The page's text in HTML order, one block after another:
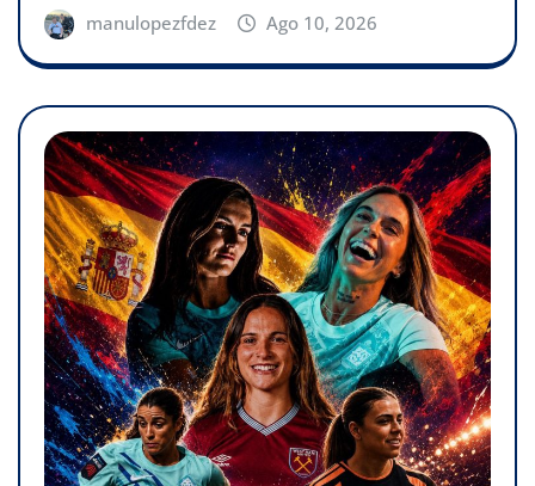
manulopezfdez Ago 10, 2026